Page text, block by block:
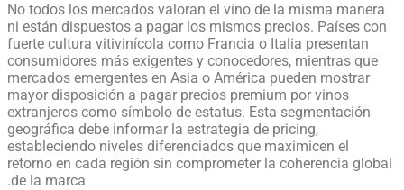
No todos los mercados valoran el vino de la misma manera
ni están dispuestos a pagar los mismos precios. Países con
fuerte cultura vitivinícola como Francia o Italia presentan
consumidores más exigentes y conocedores, mientras que
mercados emergentes en Asia o América pueden mostrar
mayor disposición a pagar precios premium por vinos
extranjeros como símbolo de estatus. Esta segmentación
geográfica debe informar la estrategia de pricing,
estableciendo niveles diferenciados que maximicen el
retorno en cada región sin comprometer la coherencia global
de la marca.